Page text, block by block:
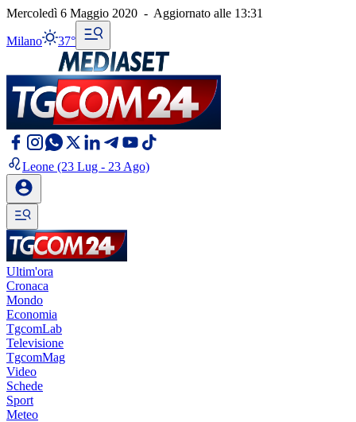
Mercoledì 6 Maggio 2020 - Aggiornato alle 13:31
Milano 37°
Leone (23 Lug - 23 Ago)
Ultim'ora
Cronaca
Mondo
Economia
TgcomLab
Televisione
TgcomMag
Video
Schede
Sport
Meteo